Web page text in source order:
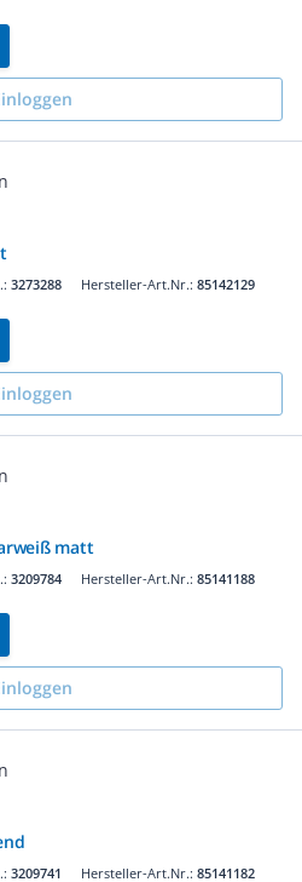
3273288 Hersteller-Art.Nr.: 85142129
matt
3209784 Hersteller-Art.Nr.: 85141188
3209741 Hersteller-Art.Nr.: 85141182